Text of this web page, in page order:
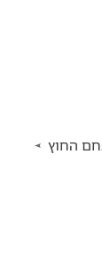
החוץ